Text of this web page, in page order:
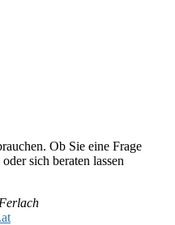
Ob Sie eine Frage
sich beraten lassen